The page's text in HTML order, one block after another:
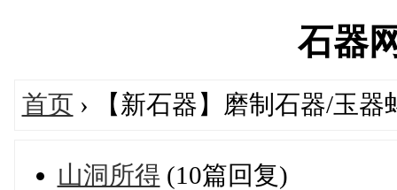
石器
首页 › 【新石器】磨制石器/玉器
山洞所得 (10篇回复)